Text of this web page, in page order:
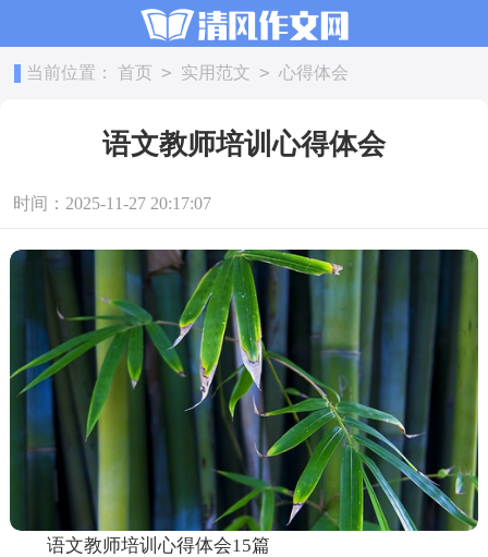
当前位置： 首页 > 实用范文 > 心得体会
语文教师培训心得体会
时间：2025-11-27 20:17:07
语文教师培训心得体会15篇